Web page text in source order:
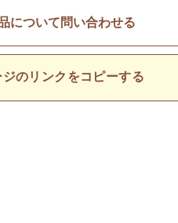
について問い合わせる
ジのリンクをコピーする